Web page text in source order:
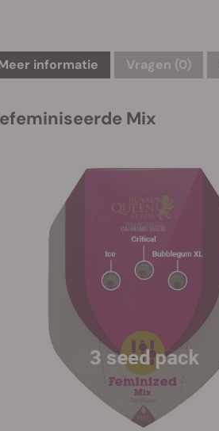
informatie Vragen (0)
Mix